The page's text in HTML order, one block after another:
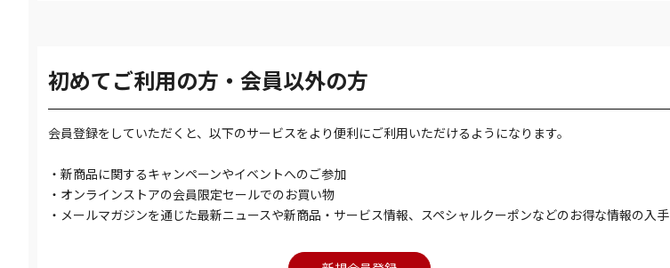
初めてご利用の方・会員以外の方
会員登録をしていただくと、以下のサービスをより便利にご利用いただけるようになります。
・新商品に関するキャンペーンやイベントへのご参加
・オンラインストアの会員限定セールでのお買い物
・メールマガジンを通じた最新ニュースや新商品・サービス情報、スペシャルクーポンなどのお得な情報の入手